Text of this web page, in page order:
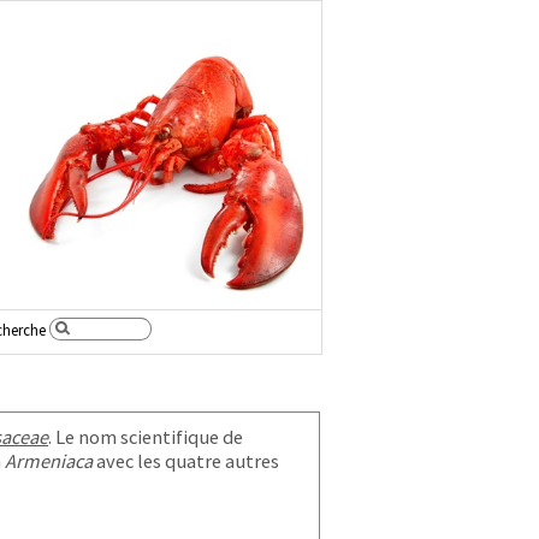
. Le nom scientifique de
Armeniacaavec les quatre autres